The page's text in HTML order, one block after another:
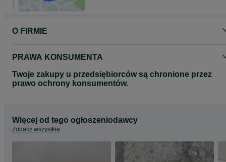
O FIRMIE
PRAWA KONSUMENTA
Twoje zakupy u przedsiębiorców są chronione przez
prawo ochrony konsumentów.
Więcej od tego ogłoszeniodawcy
Zobacz wszystkie